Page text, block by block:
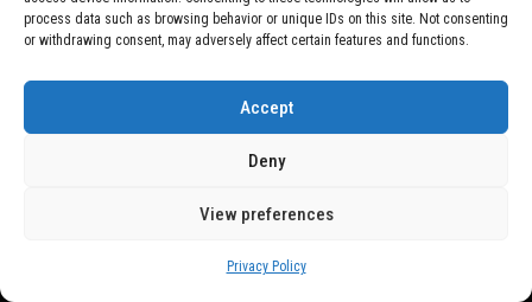
process data such as browsing behavior or unique IDs on this site. Not consenting
or withdrawing consent, may adversely affect certain features and functions.
Accept
Deny
View preferences
Privacy Policy